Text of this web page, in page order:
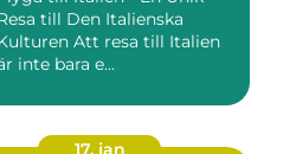
till Den Italienska
Att resa till Italien
inte bara e...
17. jan